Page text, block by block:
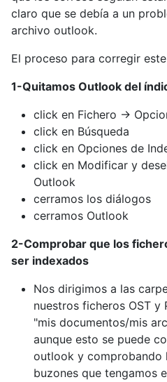
claro que se debía a un
archivo outlook.
El proceso para corregir
1-Quitamos Outlook del
click en Fichero ->
click en Búsqueda
click en Opciones de
click en Modificar y
Outlook
cerramos los diálogos
cerramos Outlook
2-Comprobar que los
ser indexados
Nos dirigimos a las
nuestros ficheros OST y
"mis documentos/mis
aunque esto se puede
outlook y comprobando
buzones que tengamos